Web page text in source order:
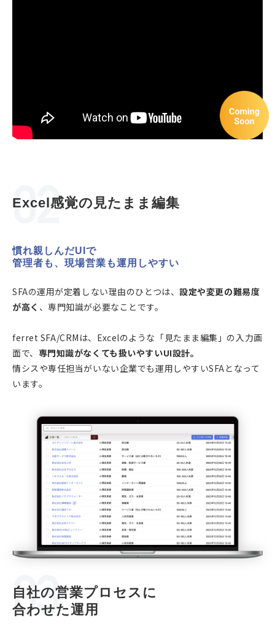
Excel感覚の見たまま編集
慣れ親しんだUIで
管理者も、現場営業も運用しやすい
SFAの運用が定着しない理由のひとつは、設定や変更の難易度
が高く 、専門知識が必要なことです。
ferret SFA/CRMは、Excelのような「見たまま編集」の入力画
面で、 専門知識がなくても扱いやすいUI設計。
情シスや専任担当がいない企業でも運用しやすいSFAとなって
います。
自社の営業プロセスに
合わせた運用